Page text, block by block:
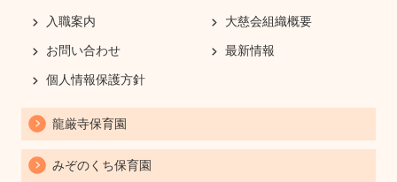
入職案内 大慈会組織概要
お問い合わせ 最新情報
個人情報保護方針
龍厳寺保育園
みぞのくち保育園